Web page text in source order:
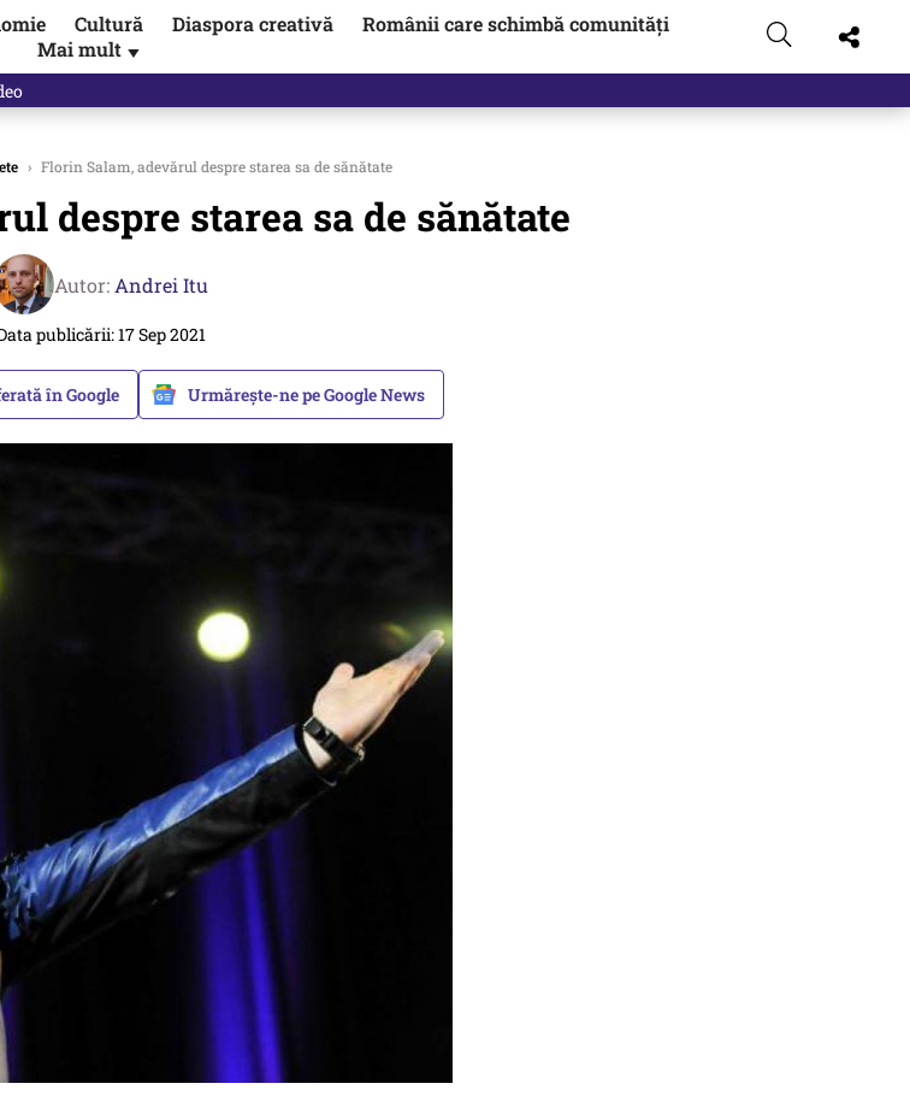
Cultură Diaspora creativă
Românii care schimbă comunități
Mai mult ▼
Teodorovici, reacție după ce Green Deal-ul a pus pe…
› Florin Salam, adevărul despre starea sa de sănătate
despre starea sa de sănătate
Autor: Andrei Itu
publicării: 17 Sep 2021
în Google Urmărește-ne pe Google News